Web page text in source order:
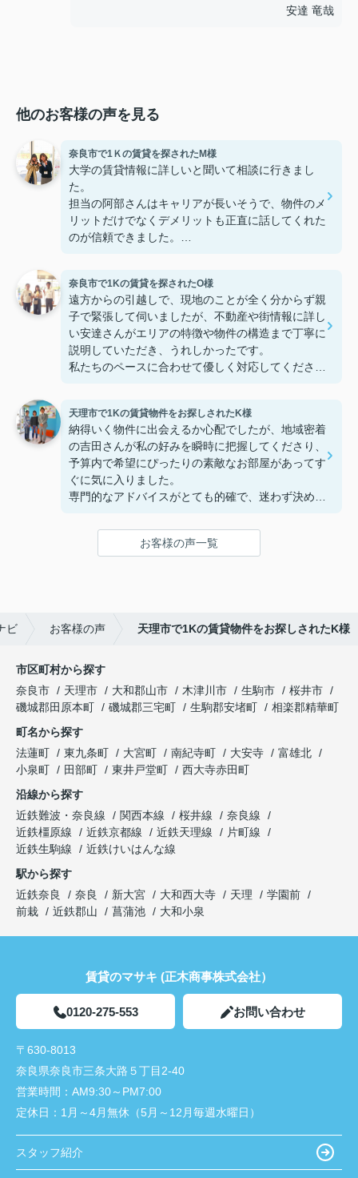
安達 竜哉
他のお客様の声を見る
奈良市で1Ｋの賃貸を探されたM様
大学の賃貸情報に詳しいと聞いて相談に行きまし
た。
担当の阿部さんはキャリアが長いそうで、物件のメ
リットだけでなくデメリットも正直に話してくれた
のが信頼できました。
す。
奈良市で1Kの賃貸を探されたO様
遠方からの引越しで、現地のことが全く分からず親
子で緊張して伺いましたが、不動産や街情報に詳し
い安達さんがエリアの特徴や物件の構造まで丁寧に
説明していただき、うれしかったです。
私たちのペースに合わせて優しく対応してくださっ
り、感謝しています。安達さん、ありがとうござい
ました！
天理市で1Kの賃貸物件をお探しされたK様
納得いく物件に出会えるか心配でしたが、地域密着
の吉田さんが私の好みを瞬時に把握してくださり、
予算内で希望にぴったりの素敵なお部屋があってす
ぐに気に入りました。
専門的なアドバイスがとても的確で、迷わず決める
鍵の受け取りのときに、また元気(o・・o)/~お店に
お客様の声一覧
ビ お客様の声 天理市で1Kの賃貸物件をお探しされたK様
市区町村から探す
奈良市
天理市 大和郡山市 木津川市 生駒市
桜井市
磯城郡田原本町
磯城郡三宅町 生駒郡安堵町
相楽郡精華町
町名から探す
法蓮町
東九条町 大宮町 南紀寺町 大安寺
富雄北
小泉町
田部町 東井戸堂町
西大寺赤田町
沿線から探す
近鉄難波・奈良線
関西本線 桜井線
奈良線
近鉄橿原線
近鉄京都線 近鉄天理線
片町線
近鉄生駒線
近鉄けいはんな線
駅から探す
近鉄奈良
奈良 新大宮 大和西大寺 天理
学園前
前栽
近鉄郡山 菖蒲池 大和小泉
賃貸のマサキ (正木商事株式会社）
0120-275-553 お問い合わせ
〒630-8013
奈良県奈良市三条大路５丁目2-40
営業時間： AM9:30～PM7:00
定休日： 1月～4月無休（5月～12月毎週水曜日）
スタッフ紹介